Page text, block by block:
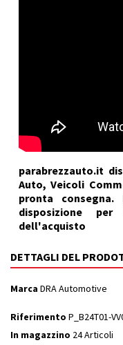
parabrezzauto.it
Auto, Veicoli
pronta
disposizione
dell'acquisto
DETTAGLI DEL
Marca DRA Automotive
Riferimento P_B24T01-
In magazzino 24 Articoli